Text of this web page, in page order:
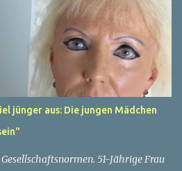
jünger aus: Die jungen Mädchen
51-Jährige Frau